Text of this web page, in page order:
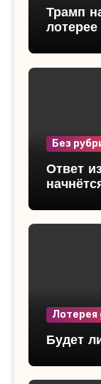
Трамп
лотерее
Без
Ответ
Лотерея
Будет